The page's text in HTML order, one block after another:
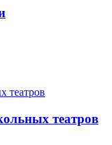
театров